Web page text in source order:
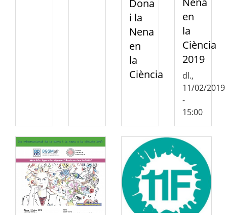
Dona
i la
Nena
en
la
Ciència
en
la
Ciència
2019
dl.,
11/02/2019
-
15:00